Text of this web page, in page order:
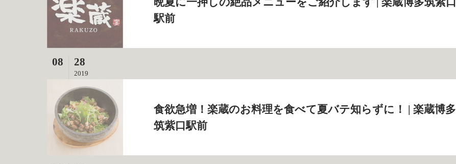
駅前
08 28
2019
食欲急増！楽蔵のお料理を食べて夏バテ知らずに！ | 楽蔵博多
筑紫口駅前